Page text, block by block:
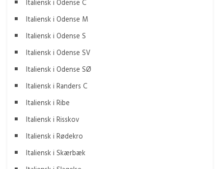
Italiensk i Odense C
Italiensk i Odense M
Italiensk i Odense S
Italiensk i Odense SV
Italiensk i Odense SØ
Italiensk i Randers C
Italiensk i Ribe
Italiensk i Risskov
Italiensk i Rødekro
Italiensk i Skærbæk